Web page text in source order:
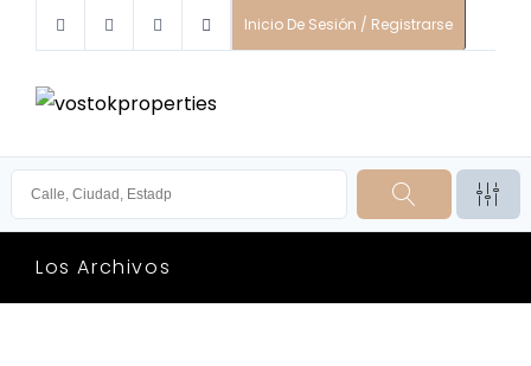
Inicio De Sesión / Registrarse
Los Archivos